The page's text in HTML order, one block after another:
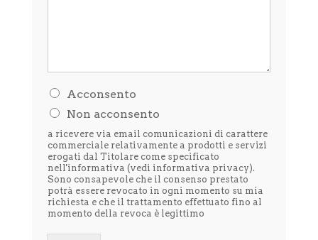
H
o
l
e
t
t
o
l
i
n
f
Acconsento
Non acconsento
a ricevere via email comunicazioni di carattere
commerciale relativamente a prodotti e servizi
erogati dal Titolare come specificato
nell'informativa (vedi informativa privacy).
Sono consapevole che il consenso prestato
potrà essere revocato in ogni momento su mia
richiesta e che il trattamento effettuato fino al
momento della revoca è legittimo